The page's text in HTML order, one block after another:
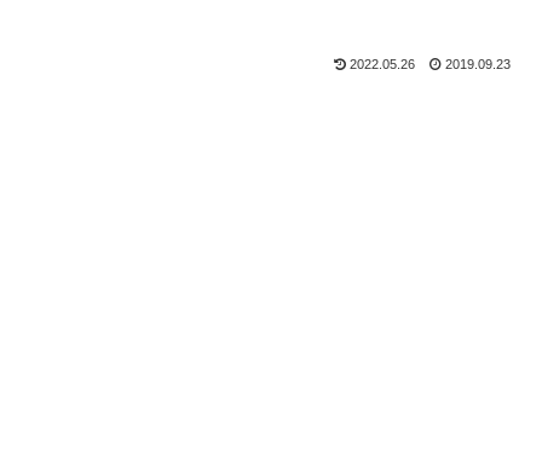
2022.05.26 2019.09.23